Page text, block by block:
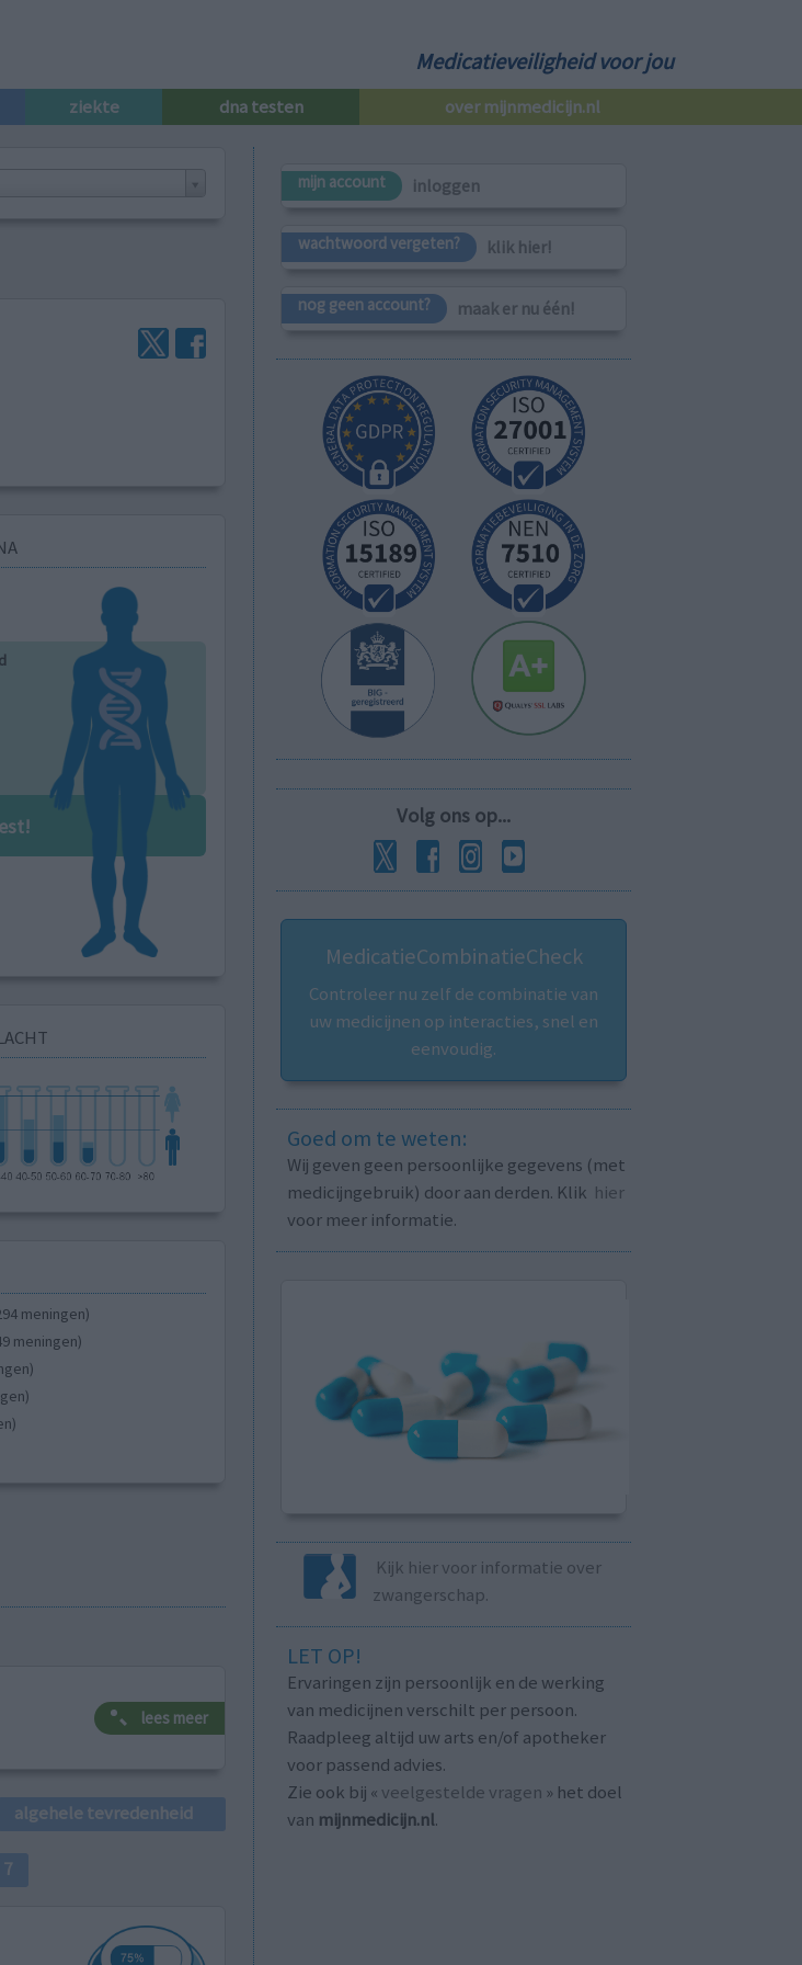
Medicatieveiligheid voor jou
ziekte dna testen over mijnmedicijn.nl
meningen)
meningen)
lees meer
algehele tevredenheid
7
mijn account inloggen
wachtwoord vergeten? klik hier!
nog geen account? maak er nu één!
Volg ons op...
MedicatieCombinatieCheck
Controleer nu zelf de combinatie van
uw medicijnen op interacties, snel en
eenvoudig.
Goed om te weten:
Wij geven geen persoonlijke gegevens (met
medicijngebruik) door aan derden. Klik hier
voor meer informatie.
Kijk hier voor informatie over
zwangerschap.
LET OP!
Ervaringen zijn persoonlijk en de werking
van medicijnen verschilt per persoon.
Raadpleeg altijd uw arts en/of apotheker
voor passend advies.
Zie ook bij « veelgestelde vragen » het doel
van mijnmedicijn.nl.